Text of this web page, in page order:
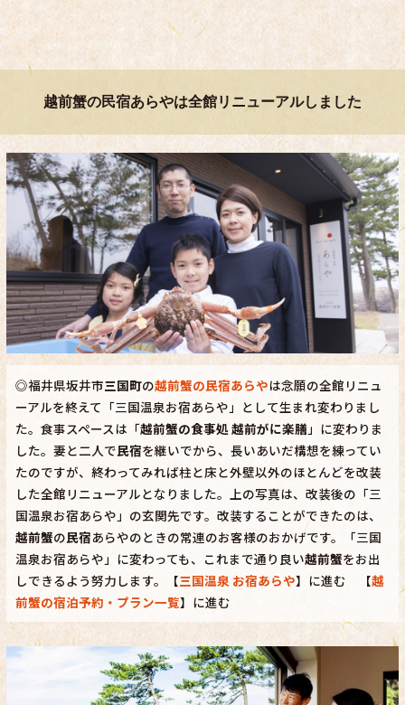
越前蟹の民宿あらやは全館リニューアルしました
◎福井県坂井市三国町の越前蟹の民宿あらやは念願の全館リニュ
ーアルを終えて「三国温泉お宿あらや」として生まれ変わりまし
た。食事スペースは「越前蟹の食事処 越前がに楽膳」に変わりま
した。妻と二人で民宿を継いでから、長いあいだ構想を練ってい
たのですが、終わってみれば柱と床と外壁以外のほとんどを改装
した全館リニューアルとなりました。上の写真は、改装後の「三
国温泉お宿あらや」の玄関先です。改装することができたのは、
越前蟹の民宿あらやのときの常連のお客様のおかげです。「三国
温泉お宿あらや」に変わっても、これまで通り良い越前蟹をお出
しできるよう努力します。【三国温泉 お宿あらや】に進む 【越
前蟹の宿泊予約・プラン一覧】に進む